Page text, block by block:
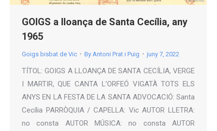
GOIGS a lloança de Santa Cecília, any
1965
Goigs bisbat de Vic By Antoni Prat i Puig juny 7, 2022
TÍTOL: GOIGS A LLOANÇA DE SANTA CECÍLIA, VERGE
I MARTIR, QUE CANTA L’ORFEÓ VIGATÀ TOTS ELS
ANYS EN LA FESTA DE LA SANTA ADVOCACIÓ: Santa
Cecília PARRÒQUIA / CAPELLA: Vic AUTOR LLETRA:
no consta AUTOR MÚSICA: no consta AUTOR